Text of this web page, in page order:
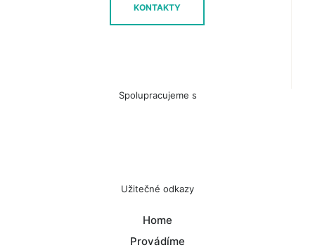
KONTAKTY
Spolupracujeme s
Užitečné odkazy
Home
Provádíme